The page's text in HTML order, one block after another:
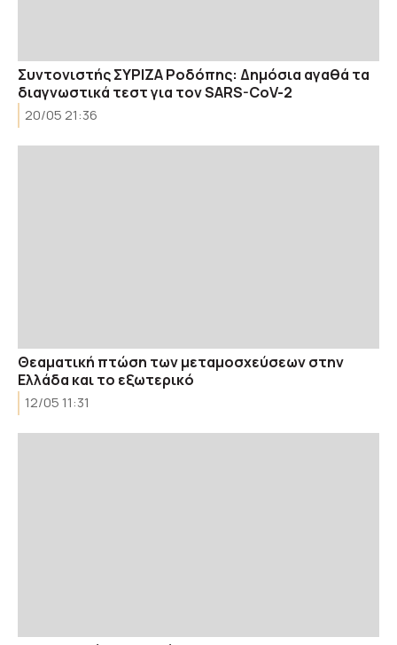
Συντονιστής ΣΥΡΙΖΑ Ροδόπης: Δημόσια αγαθά τα
διαγνωστικά τεστ για τον SARS-CoV-2
20/05 21:36
Θεαματική πτώση των μεταμοσχεύσεων στην
Ελλάδα και το εξωτερικό
12/05 11:31